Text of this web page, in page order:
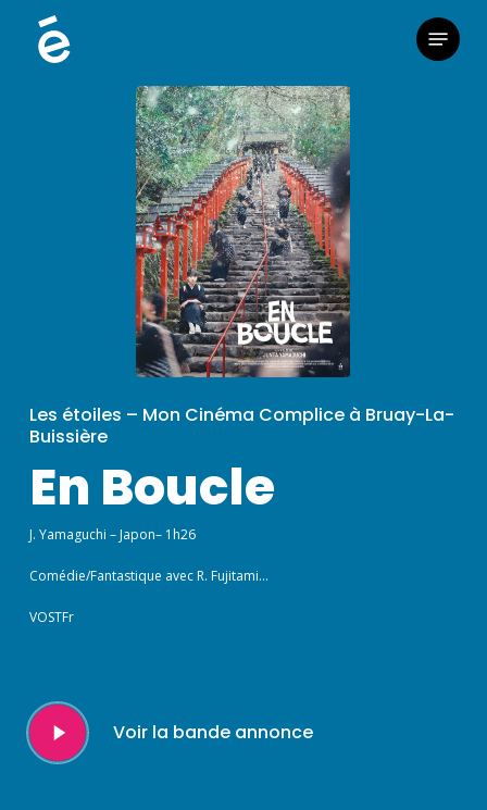
Menu
Les étoiles – Mon Cinéma Complice à Bruay-La-
Buissière
En Boucle
J. Yamaguchi – Japon– 1h26
Comédie/Fantastique avec R. Fujitami…
VOSTFr
Play
Video
Voir la bande annonce